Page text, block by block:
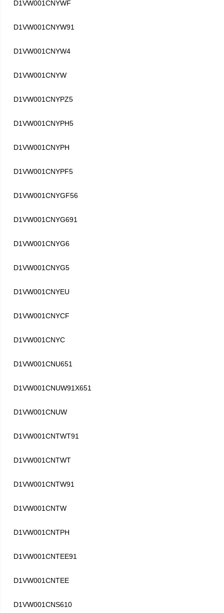
D1VW001CNYWF
D1VW001CNYW91
D1VW001CNYW4
D1VW001CNYW
D1VW001CNYPZ5
D1VW001CNYPH5
D1VW001CNYPH
D1VW001CNYPF5
D1VW001CNYGF56
D1VW001CNYG691
D1VW001CNYG6
D1VW001CNYG5
D1VW001CNYEU
D1VW001CNYCF
D1VW001CNYC
D1VW001CNU651
D1VW001CNUW91X651
D1VW001CNUW
D1VW001CNTWT91
D1VW001CNTWT
D1VW001CNTW91
D1VW001CNTW
D1VW001CNTPH
D1VW001CNTEE91
D1VW001CNTEE
D1VW001CNS610